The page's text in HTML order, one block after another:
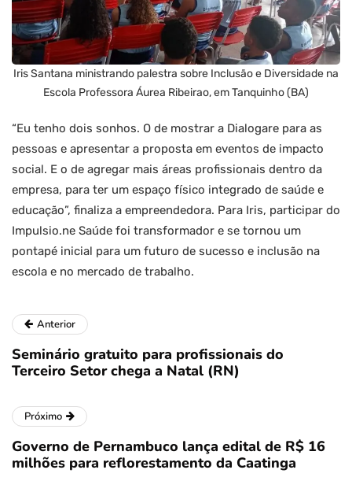
Iris Santana ministrando palestra sobre Inclusão e Diversidade na
Escola Professora Áurea Ribeirao, em Tanquinho (BA)
“Eu tenho dois sonhos. O de mostrar a Dialogare para as
pessoas e apresentar a proposta em eventos de impacto
social. E o de agregar mais áreas profissionais dentro da
empresa, para ter um espaço físico integrado de saúde e
educação”, finaliza a empreendedora. Para Iris, participar do
Impulsio.ne Saúde foi transformador e se tornou um
pontapé inicial para um futuro de sucesso e inclusão na
escola e no mercado de trabalho.
Anterior
Seminário gratuito para profissionais do
Terceiro Setor chega a Natal (RN)
Próximo
Governo de Pernambuco lança edital de R$ 16
milhões para reflorestamento da Caatinga